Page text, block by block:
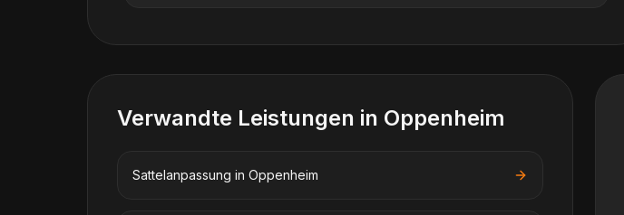
Verwandte Leistungen in Oppenheim
Sattelanpassung in Oppenheim